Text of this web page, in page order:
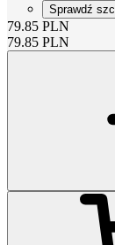
Sprawdź
79.85 PLN
79.85 PLN